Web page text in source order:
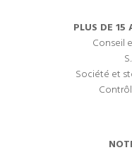
PLUS DE 15
Conseil
Société et